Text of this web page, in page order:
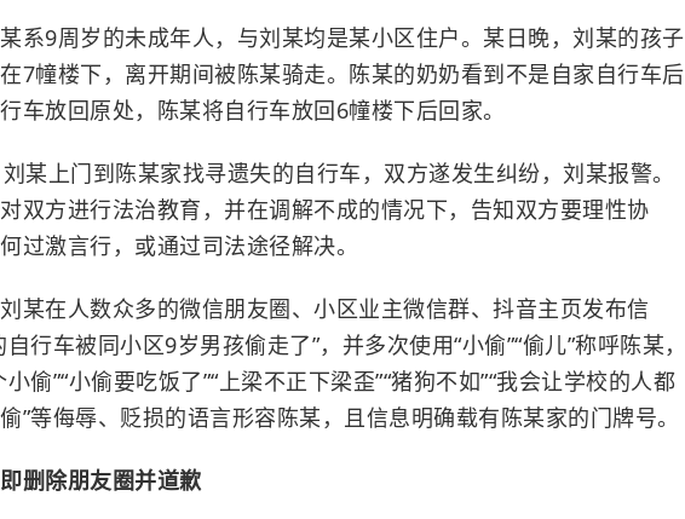
系9周岁的未成年人，与刘某均是某小区住户。某日晚，刘某的孩子
7幢楼下，离开期间被陈某骑走。陈某的奶奶看到不是自家自行车后
车放回原处，陈某将自行车放回6幢楼下后回家。
某上门到陈某家找寻遗失的自行车，双方遂发生纠纷，刘某报警。
双方进行法治教育，并在调解不成的情况下，告知双方要理性协
过激言行，或通过司法途径解决。
某在人数众多的微信朋友圈、小区业主微信群、抖音主页发布信
行车被同小区9岁男孩偷走了”，并多次使用“小偷”“偷儿”称呼陈某，
偷”“小偷要吃饭了”“上梁不正下梁歪”“猪狗不如”“我会让学校的人都
”等侮辱、贬损的语言形容陈某，且信息明确载有陈某家的门牌号。
删除朋友圈并道歉